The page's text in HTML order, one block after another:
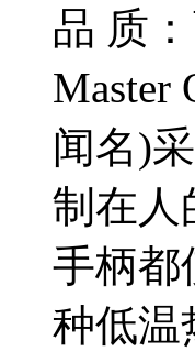
品 质
Master
闻名)
制在人
手柄都
种低温